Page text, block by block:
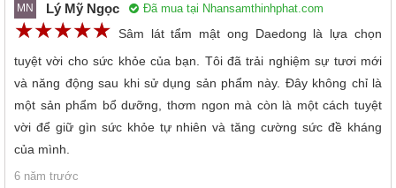
MN Lý Mỹ Ngọc Đã mua tại Nhansamthinhphat.com
☆☆☆☆☆
★★★★★ Sâm lát tẩm mật ong Daedong là lựa chọn
tuyệt vời cho sức khỏe của bạn. Tôi đã trải nghiệm sự tươi mới
và năng động sau khi sử dụng sản phẩm này. Đây không chỉ là
một sản phẩm bổ dưỡng, thơm ngon mà còn là một cách tuyệt
vời để giữ gìn sức khỏe tự nhiên và tăng cường sức đề kháng
của mình.
6 năm trước